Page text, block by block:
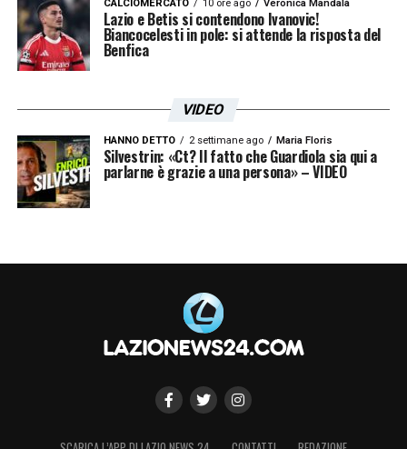
CALCIOMERCATO 10 ore ago Veronica Mandalà
Lazio e Betis si contendono Ivanovic!
Biancocelesti in pole: si attende la risposta del
Benfica
VIDEO
HANNO DETTO 2 settimane ago Maria Floris
Silvestrin: «Ct? Il fatto che Guardiola sia qui a
parlarne è grazie a una persona» – VIDEO